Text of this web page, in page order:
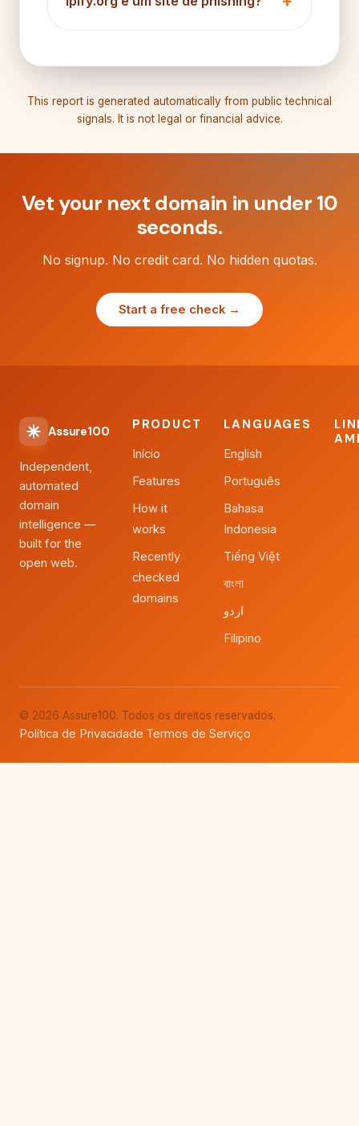
This report is generated automatically from public technical
signals. It is not legal or financial advice.
Vet your next domain in under 10
seconds.
No signup. No credit card. No hidden quotas.
Start a free check →
Assure100
Independent,
automated
domain
intelligence —
built for the
open web.
PRODUCT
Início
Features
How it
works
Recently
checked
domains
LANGUAGES
English
Português
Bahasa
Indonesia
Tiếng Việt
বাংলা
اردو
Filipino
© 2026 Assure100. Todos os direitos reservados.
Política de Privacidade·Termos de Serviço